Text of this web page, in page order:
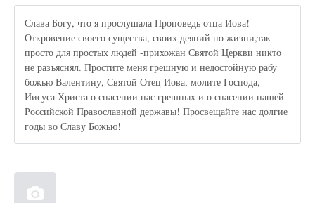
Слава Богу, что я прослушала Проповедь отца Иова!
Откровение своего существа, своих деяний по жизни,так
просто для простых людей -прихожан Святой Церкви никто
не разъяснял. Простите меня грешную и недостойную рабу
божью Валентину, Святой Отец Иова, молите Господа,
Иисуса Христа о спасении нас грешных и о спасении нашей
Российской Православной державы! Просвещайте нас долгие
годы во Славу Божью!